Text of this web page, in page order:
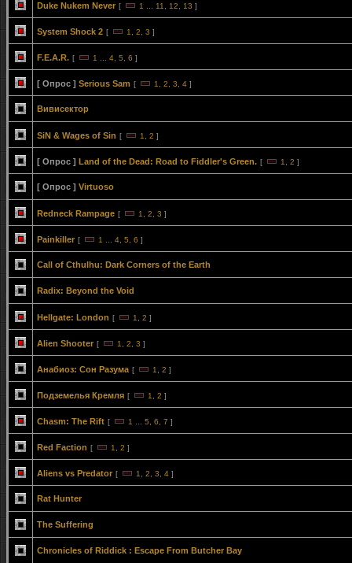
Duke Nukem Never [ 1 11 12 13 ]
System Shock 2 [ 1 2 3 ]
F.E.A.R. [ 1 4 5 6 ]
[ Опрос ] Serious Sam [ 1 2 3 4 ]
Вивисектор
SiN & Wages of Sin [ 1 2 ]
[ Опрос ] Land of the Dead: Road to Fiddler's Green. [ 1 2 ]
[ Опрос ] Virtuoso
Redneck Rampage [ 1 2 3 ]
Painkiller [ 1 4 5 6 ]
Call of Cthulhu: Dark Corners of the Earth
Radix: Beyond the Void
Hellgate: London [ 1 2 ]
Alien Shooter [ 1 2 3 ]
Анабиоз: Сон Разума [ 1 2 ]
Подземелья Кремля [ 1 2 ]
Chasm: The Rift [ 1 5 6 7 ]
Red Faction [ 1 2 ]
Aliens vs Predator [ 1 2 3 4 ]
Rat Hunter
The Suffering
Chronicles of Riddick : Escape From Butcher Bay